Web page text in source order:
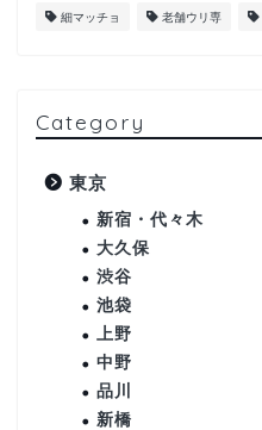
細マッチョ 老舗ウリ専
Category
東京
新宿・代々木
大久保
渋谷
池袋
上野
中野
品川
新橋